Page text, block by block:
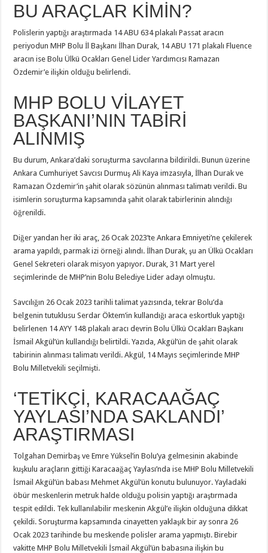
BU ARAÇLAR KİMİN?
Polislerin yaptığı araştırmada 14 ABU 634 plakalı Passat aracın
periyodun MHP Bolu İl Başkanı İlhan Durak, 14 ABU 171 plakalı Fluence
aracın ise Bolu Ülkü Ocakları Genel Lider Yardımcısı Ramazan
Özdemir’e ilişkin olduğu belirlendi.
MHP BOLU VİLAYET
BAŞKANI’NIN TABİRİ
ALINMIŞ
Bu durum, Ankara’daki soruşturma savcılarına bildirildi. Bunun üzerine
Ankara Cumhuriyet Savcısı Durmuş Ali Kaya imzasıyla, İlhan Durak ve
Ramazan Özdemir’in şahit olarak sözünün alınması talimatı verildi. Bu
isimlerin soruşturma kapsamında şahit olarak tabirlerinin alındığı
öğrenildi.
Diğer yandan her iki araç, 26 Ocak 2023’te Ankara Emniyeti’ne çekilerek
arama yapıldı, parmak izi örneği alındı. İlhan Durak, şu an Ülkü Ocakları
Genel Sekreteri olarak misyon yapıyor. Durak, 31 Mart yerel
seçimlerinde de MHP’nin Bolu Belediye Lider adayı olmuştu.
Savcılığın 26 Ocak 2023 tarihli talimat yazısında, tekrar Bolu’da
belgenin tutuklusu Serdar Öktem’in kullandığı araca eskortluk yaptığı
belirlenen 14 AYY 148 plakalı aracı devrin Bolu Ülkü Ocakları Başkanı
İsmail Akgül’ün kullandığı belirtildi. Yazıda, Akgül’ün de şahit olarak
tabirinin alınması talimatı verildi. Akgül, 14 Mayıs seçimlerinde MHP
Bolu Milletvekili seçilmişti.
‘TETİKÇİ, KARACAAĞAÇ
YAYLASI’NDA SAKLANDI’
ARAŞTIRMASI
Tolgahan Demirbaş ve Emre Yüksel’in Bolu’ya gelmesinin akabinde
kuşkulu araçların gittiği Karacaağaç Yaylası’nda ise MHP Bolu Milletvekili
İsmail Akgül’ün babası Mehmet Akgül’ün konutu bulunuyor. Yayladaki
öbür meskenlerin metruk halde olduğu polisin yaptığı araştırmada
tespit edildi. Tek kullanılabilir meskenin Akgül’e ilişkin olduğuna dikkat
çekildi. Soruşturma kapsamında cinayetten yaklaşık bir ay sonra 26
Ocak 2023 tarihinde bu meskende polisler arama yapmıştı. Birebir
vakitte MHP Bolu Milletvekili İsmail Akgül’ün babasına ilişkin bu